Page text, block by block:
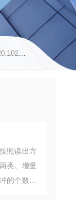
伯勒编码器
照读出方
类。增量
的个数表